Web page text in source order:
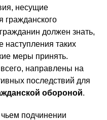
несущие
гражданского
должен знать,
наступления таких
меры принять.
направлены на
последствий для
обороной.
подчинении